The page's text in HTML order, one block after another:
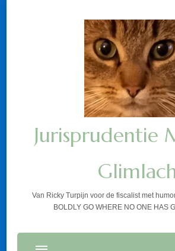
Jurisprudentie
Van Ricky Turpijn voor de fiscalist met
BOLDLY GO WHERE NO ONE HAS